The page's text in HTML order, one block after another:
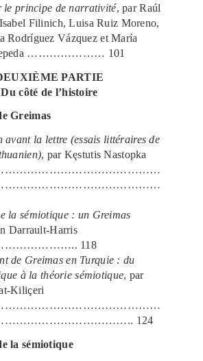
le principe de narrativité, par Raúl
Filinich, Luisa Ruiz Moreno,
Rodríguez Vázquez et María
………………… 101
PARTIE
Du côté de l’histoire
Greimas
avant la lettre (essais littéraires de
, par Kęstutis Nastopka
la sémiotique : un Greimas
Darrault-Harris
118
de Greimas en Turquie : du
à la théorie sémiotique, par
Kiliçeri
124
la sémiotique